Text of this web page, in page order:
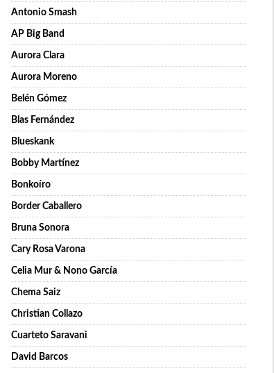
Antonio Smash
AP Big Band
Aurora Clara
Aurora Moreno
Belén Gómez
Blas Fernández
Blueskank
Bobby Martínez
Bonkoíro
Border Caballero
Bruna Sonora
Cary Rosa Varona
Celia Mur & Nono García
Chema Saiz
Christian Collazo
Cuarteto Saravani
David Barcos